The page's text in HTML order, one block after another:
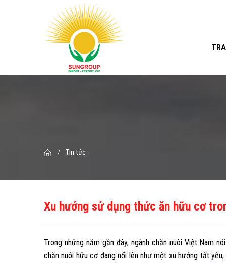
Tin tức
Xu hướng sử dụng thức ăn hữu cơ
Trong những năm gần đây, ngành chăn nuôi Việt Nam
chăn nuôi hữu cơ đang nổi lên như một xu hướng tất